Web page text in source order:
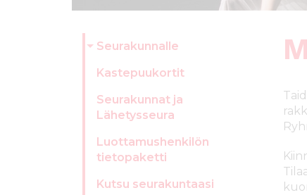
Seurakunnalle
Kastepuukortit
Seurakunnat ja
Lähetysseura
Luottamushenkilön
tietopaketti
Kutsu seurakuntaasi